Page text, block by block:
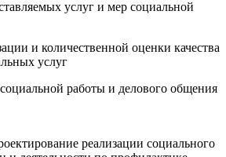
услуг и мер социальной
и количественной оценки качества
услуг
работы и делового общения
реализации социального